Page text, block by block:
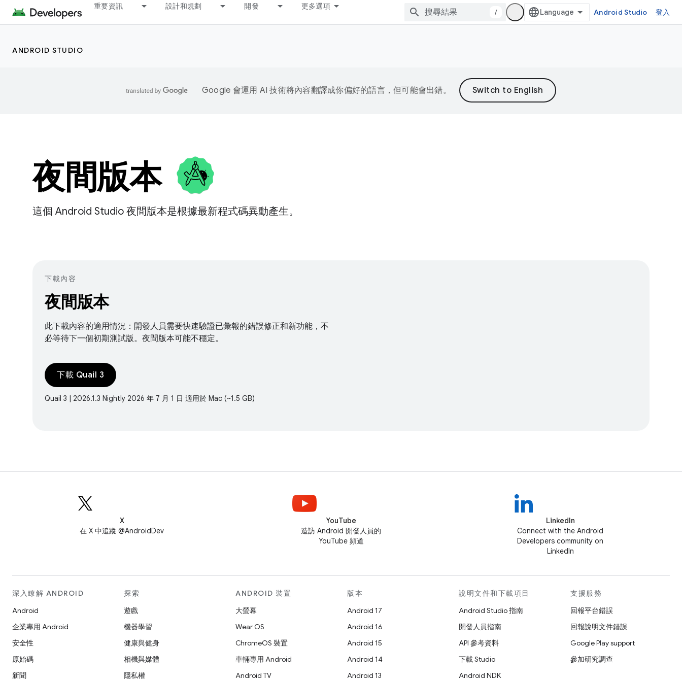
重要資訊 設計和規劃 開發 更多選項
/ Android Studio 登入
ANDROID STUDIO
Google 會運用 AI 技術將內容翻譯成你偏好的語言，但可能會出錯。
夜間版本
這個 Android Studio 夜間版本是根據最新程式碼異動產生。
下載內容
夜間版本
此下載內容的適用情況：開發人員需要快速驗證已彙報的錯誤修正和新功能，不
必等待下一個初期測試版。夜間版本可能不穩定。
下載 Quail 3
Quail 3 | 2026.1.3 Nightly 2026 年 7 月 1 日 適用於 Mac (~1.5 GB)
X
在 X 中追蹤 @AndroidDev
YouTube
造訪 Android 開發人員的
YouTube 頻道
LinkedIn
Connect with the Android
Developers community on
LinkedIn
深入瞭解 ANDROID
Android
企業專用 Android
安全性
原始碼
新聞
探索
遊戲
機器學習
健康與健身
相機與媒體
隱私權
ANDROID 裝置
大螢幕
Wear OS
ChromeOS 裝置
車輛專用 Android
Android TV
版本
Android 17
Android 16
Android 15
Android 14
Android 13
說明文件和下載項目
Android Studio 指南
開發人員指南
API 參考資料
下載 Studio
Android NDK
支援服務
回報平台錯誤
回報說明文件錯誤
Google Play support
參加研究調查